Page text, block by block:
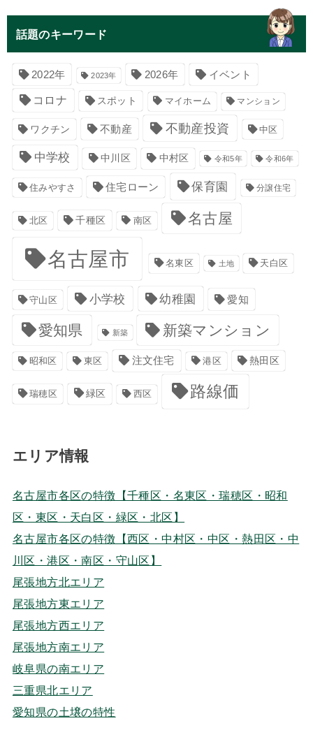
話題のキーワード
2022年 2023年 2026年 イベント
コロナ スポット マイホーム マンション
ワクチン 不動産 不動産投資 中区
中学校 中川区 中村区 令和5年 令和6年
住みやすさ 住宅ローン 保育園 分譲住宅
北区 千種区 南区 名古屋
名古屋市 名東区 土地 天白区
守山区 小学校 幼稚園 愛知
愛知県 新築 新築マンション
昭和区 東区 注文住宅 港区 熱田区
瑞穂区 緑区 西区 路線価
エリア情報
名古屋市各区の特徴【千種区・名東区・瑞穂区・昭和
区・東区・天白区・緑区・北区】
名古屋市各区の特徴【西区・中村区・中区・熱田区・中
川区・港区・南区・守山区】
尾張地方北エリア
尾張地方東エリア
尾張地方西エリア
尾張地方南エリア
岐阜県の南エリア
三重県北エリア
愛知県の土壌の特性